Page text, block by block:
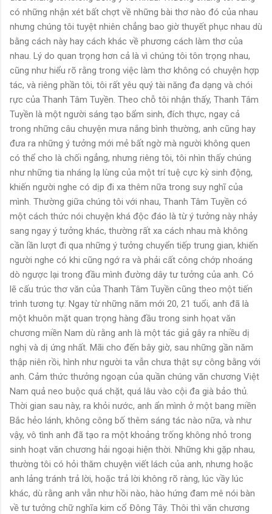
có những nhận xét bất chợt về những bài thơ nào đó của nhau
nhưng chúng tôi tuyệt nhiên chẳng bao giờ thuyết phục nhau dù
bằng cách này hay cách khác về phương cách làm thơ của
nhau. Lý do quan trọng hơn cả là vì chúng tôi tôn trọng nhau,
cũng như hiểu rõ rằng trong việc làm thơ không có chuyện hợp
tác, và riêng phần tôi, tôi rất yêu quý tài năng đa dạng và chói
rực của Thanh Tâm Tuyền. Theo chỗ tôi nhận thấy, Thanh Tâm
Tuyền là một người sáng tạo bẩm sinh, đích thực, ngay cả
trong những câu chuyện mưa nắng bình thường, anh cũng hay
đưa ra những ý tưởng mới mẻ bất ngờ mà người không quen
có thể cho là chối ngẳng, nhưng riêng tôi, tôi nhìn thấy chúng
như những tia nháng lạ lùng của một trí tuệ cực kỳ sinh động,
khiến người nghe có dịp đi xa thêm nữa trong suy nghĩ của
mình. Thường giữa chúng tôi với nhau, Thanh Tâm Tuyền có
một cách thức nói chuyện khá độc đáo là từ ý tưởng này nhảy
sang ngay ý tưởng khác, thường rất xa cách nhau mà không
cần lần lượt đi qua những ý tưởng chuyển tiếp trung gian, khiến
người nghe có khi cũng ngớ ra và phải cất công chớp nhoáng
dò ngược lại trong đầu mình đường dây tư tưởng của anh. Có
lẽ cấu trúc thơ văn của Thanh Tâm Tuyền cũng theo một tiến
trình tương tự. Ngay từ những năm mới 20, 21 tuổi, anh đã là
một khuôn mặt quan trọng hàng đầu trong sinh họat văn
chương miền Nam dù rằng anh là một tác giả gây ra nhiều dị
nghị và dị ứng nhất. Mãi cho đến bây giờ, sau những gần năm
thập niên rồi, hình như người ta vẫn chưa thật sự công bằng với
anh. Cảm thức thưởng ngoạn của quần chúng văn chương Việt
Nam quả neo buộc quá chặt, quá lâu vào cội đa già bảo thủ.
Thời gian sau này, ra khỏi nước, anh ẩn mình ở một bang miền
Bắc hẻo lánh, không công bố thêm sáng tác nào nữa, và như
vậy, vô tình anh đã tạo ra một khoảng trống không nhỏ trong
sinh hoạt văn chương hải ngoại hiện thời. Những khi gặp nhau,
thường tôi có hỏi thăm chuyện viết lách của anh, nhưng hoặc
anh lảng tránh trả lời, hoặc trả lời không rõ ràng, lúc vầy lúc
khác, dù rằng anh vẫn như hồi nào, hào hứng đam mê nói bàn
về tư tưởng chữ nghĩa kim cổ Ðông Tây. Thôi thì văn chương